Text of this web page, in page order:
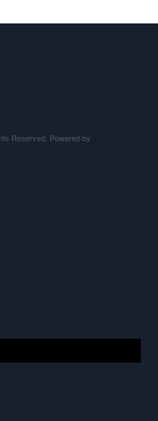
Reserved. Powered by